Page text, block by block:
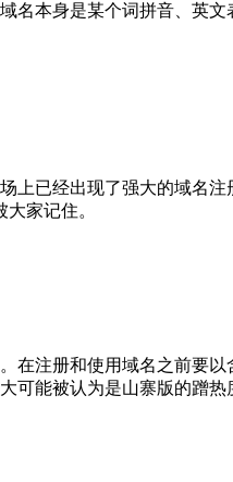
名本身是某个词拼音、英
上已经出现了强大的域名
家记住。
在注册和使用域名之前要以
可能被认为是山寨版的蹭热